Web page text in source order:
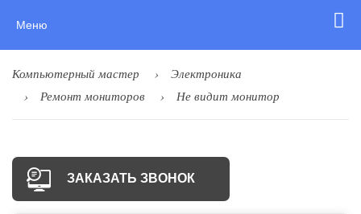
Меню
Компьютерный мастер
Электроника
Ремонт мониторов
Не видит монитор
ЗАКАЗАТЬ ЗВОНОК